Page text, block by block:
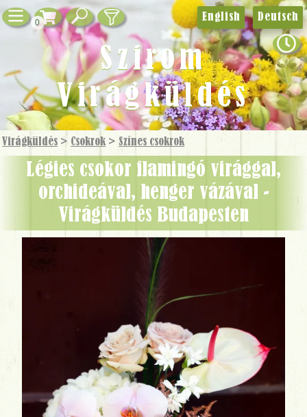
0
Virágküldés > Csokrok >Színes csokrok
Légies csokor flamingó virággal,
orchideával, henger vázával -
Virágküldés Budapesten
English Deutsch
Szirom
Virágküldés